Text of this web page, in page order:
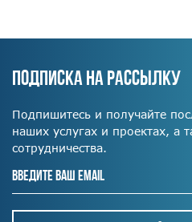
ПОДПИСКА НА РАССЫЛКУ
Подпишитесь и получайте
наших услугах и проектах, а
сотрудничества.